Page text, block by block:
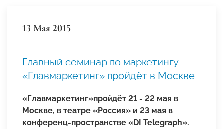
13 Мая 2015
Главный семинар по маркетингу
«Главмаркетинг» пройдёт в Москве
«Главмаркетинг»пройдёт 21 - 22 мая в
Москве, в театре «Россия» и 23 мая в
конференц-пространстве «DI Telegraph».